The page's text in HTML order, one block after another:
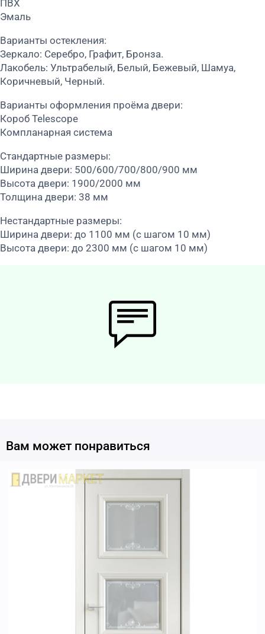
ПВХ
Эмаль
Варианты остекления:
Зеркало: Серебро, Графит, Бронза.
Лакобель: Ультрабелый, Белый, Бежевый, Шамуа,
Коричневый, Черный.
Варианты оформления проёма двери:
Короб Telescope
Компланарная система
Стандартные размеры:
Ширина двери: 500/600/700/800/900 мм
Высота двери: 1900/2000 мм
Толщина двери: 38 мм
Нестандартные размеры:
Ширина двери: до 1100 мм (с шагом 10 мм)
Высота двери: до 2300 мм (с шагом 10 мм)
Вам может понравиться